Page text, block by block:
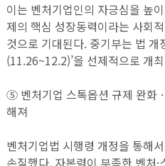
이는 벤처기업인의 자긍심을 높
제의 핵심 성장동력이라는 사회
것으로 기대된다. 중기부는 법 개
(11.26~12.2)’을 선제적으로 개
⑤ 벤처기업 스톡옵션 규제 완화
해져
벤처기업법 시행령 개정을 통해